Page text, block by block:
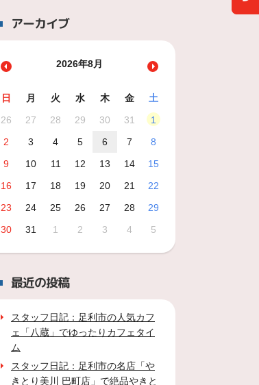
アーカイブ
2026年8月
日 月 火 水 木 金
土
26
27 28 29 30 31
1
2
3 4 5 6 7
8
9
10 11 12 13 14
15
16
17 18 19 20 21
22
23
24 25 26 27 28
29
30
31 1 2 3 4 5
最近の投稿
スタッフ日記：足利市の人気カフ
ェ「八蔵」でゆったりカフェタイ
ム
スタッフ日記：足利市の名店「や
きとり美川 巴町店」で絶品やきと